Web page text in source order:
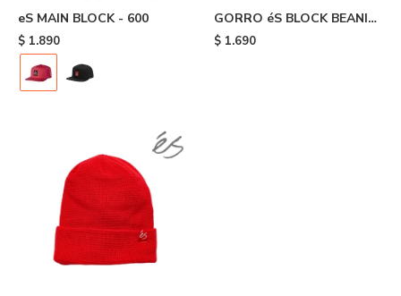
eS MAIN BLOCK - 600
$ 1.890
GORRO éS BLOCK BEANIE
- Black
$ 1.690